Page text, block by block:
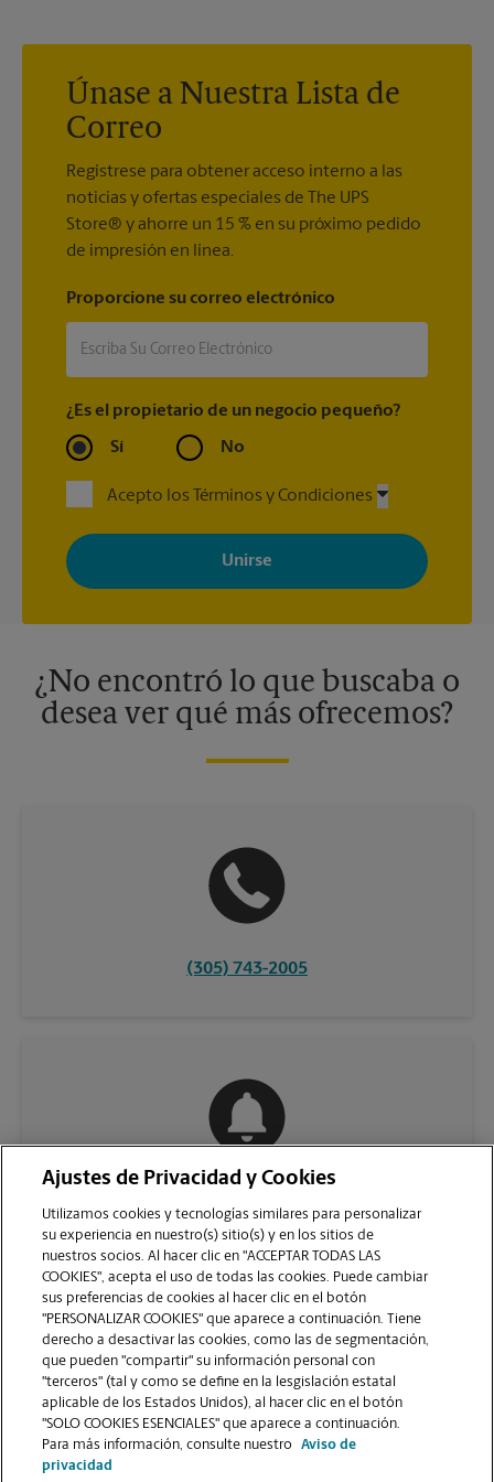
Únase a Nuestra Lista de
Correo
Regístrese para obtener acceso interno a las
noticias y ofertas especiales de The UPS
Store® y ahorre un 15 % en su próximo pedido
de impresión en línea.
Proporcione su correo electrónico
¿Es el propietario de un negocio pequeño?
Sí No
Acepto los Términos y Condiciones
Al registrarse, acepta recibir correos electrónicos de The UPS
Store con noticias, ofertas especiales, promociones y mensajes
adaptados a sus intereses. Puede darse de baja en cualquier
momento. Para más información, consulte nuestra política de
¿No encontró lo que buscaba o
desea ver qué más ofrecemos?
(305) 743-2005
VER LA PÁGINA DE LA TIENDA
Ajustes de Privacidad y Cookies
Utilizamos cookies y tecnologías similares para personalizar
su experiencia en nuestro(s) sitio(s) y en los sitios de
nuestros socios. Al hacer clic en "ACCEPTAR TODAS LAS
COOKIES", acepta el uso de todas las cookies. Puede cambiar
sus preferencias de cookies al hacer clic en el botón
"PERSONALIZAR COOKIES" que aparece a continuación. Tiene
derecho a desactivar las cookies, como las de segmentación,
que pueden "compartir" su información personal con
"terceros" (tal y como se define en la lesgislación estatal
aplicable de los Estados Unidos), al hacer clic en el botón
"SOLO COOKIES ESENCIALES" que aparece a continuación.
Para más información, consulte nuestro
Aviso de
privacidad